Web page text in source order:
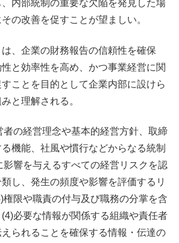
内部統制の重要な欠陥を発見した場
の改善を促すことが望ましい。
、企業の財務報告の信頼性を確保
と効率性を高め、かつ事業経営に関
ことを目的として企業内部に設けら
と理解される。
者の経営理念や基本的経営方針、取締
機能、社風や慣行などからなる統制
影響を与えるすべての経営リスクを認
し、発生の頻度や影響を評価するリ
権限や職責の付与及び職務の分掌を含
必要な情報が関係する組織や責任者
られることを確保する情報・伝達の